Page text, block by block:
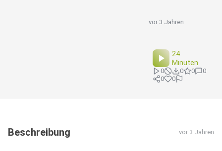
vor 3 Jahren
24
Minuten
0 0 0
0
0
0
Beschreibung vor 3 Jahren